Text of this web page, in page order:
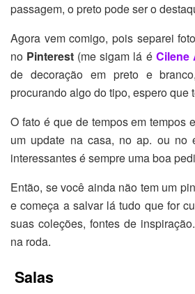
passagem, o preto pode ser o
Agora vem comigo, pois separei
no Pinterest (me sigam lá é Cilene
de decoração em preto e
procurando algo do tipo, espero que
O fato é que de tempos em tempos
um update na casa, no ap. ou no
interessantes é sempre uma boa
Então, se você ainda não tem um
e começa a salvar lá tudo que for
suas coleções, fontes de
na roda.
Salas